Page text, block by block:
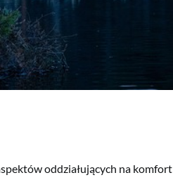
oddziałujących na komfort